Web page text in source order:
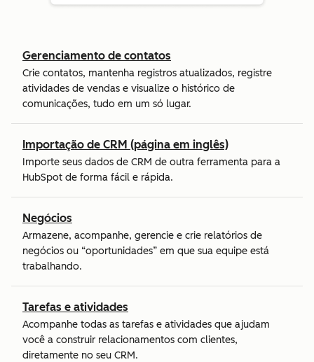
Gerenciamento de contatos
Crie contatos, mantenha registros atualizados, registre
atividades de vendas e visualize o histórico de
comunicações, tudo em um só lugar.
Importação de CRM (página em inglês)
Importe seus dados de CRM de outra ferramenta para a
HubSpot de forma fácil e rápida.
Negócios
Armazene, acompanhe, gerencie e crie relatórios de
negócios ou “oportunidades” em que sua equipe está
trabalhando.
Tarefas e atividades
Acompanhe todas as tarefas e atividades que ajudam
você a construir relacionamentos com clientes,
diretamente no seu CRM.